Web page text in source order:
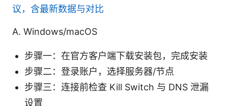
议，含最新数据与对比
A. Windows/macOS
步骤一：在官方客户端下载安装包，完成安装
步骤二：登录账户，选择服务器/节点
步骤三：连接前检查 Kill Switch 与 DNS 泄漏
设置